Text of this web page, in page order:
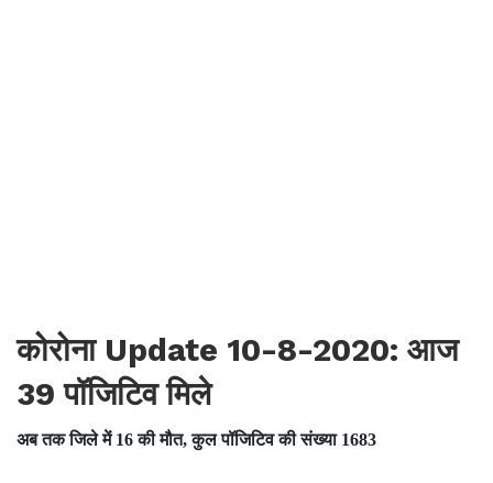
कोरोना Update 10-8-2020: आज
39 पॉजिटिव मिले
अब तक जिले में 16 की मौत, कुल पॉजिटिव की संख्या 1683